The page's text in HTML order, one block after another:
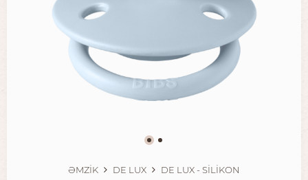
ƏMZİK DE LUX DE LUX - SİLİKON